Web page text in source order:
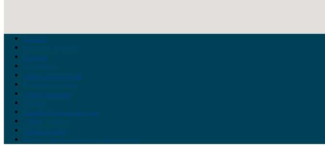
Главная
Война на Украине
Новости
Аналитика
Тайны Геополитики
Российские элиты
Теория заговора
Украина
Новый Мировой Порядок
Тайны истории
Обратная связь
Правила комментирования материалов